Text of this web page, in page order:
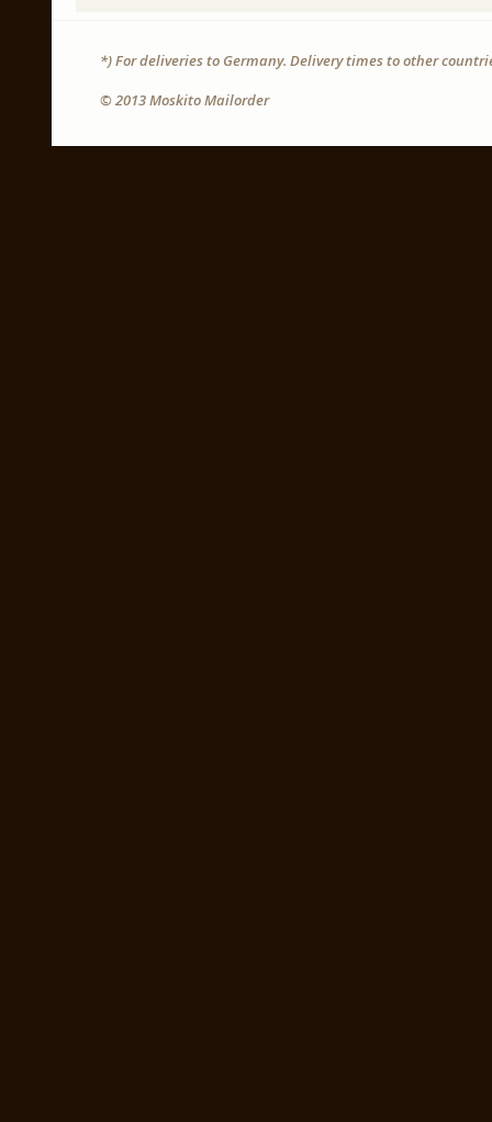
*) For deliveries to Germany. Delivery times to other
© 2013 Moskito Mailorder